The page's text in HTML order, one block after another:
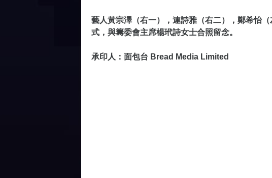
藝人黃宗澤（右一），連詩雅（右二），鄭希怡
式，與籌委會主席楊玳詩女士合照留念。
承印人：面包台 Bread Media Limited